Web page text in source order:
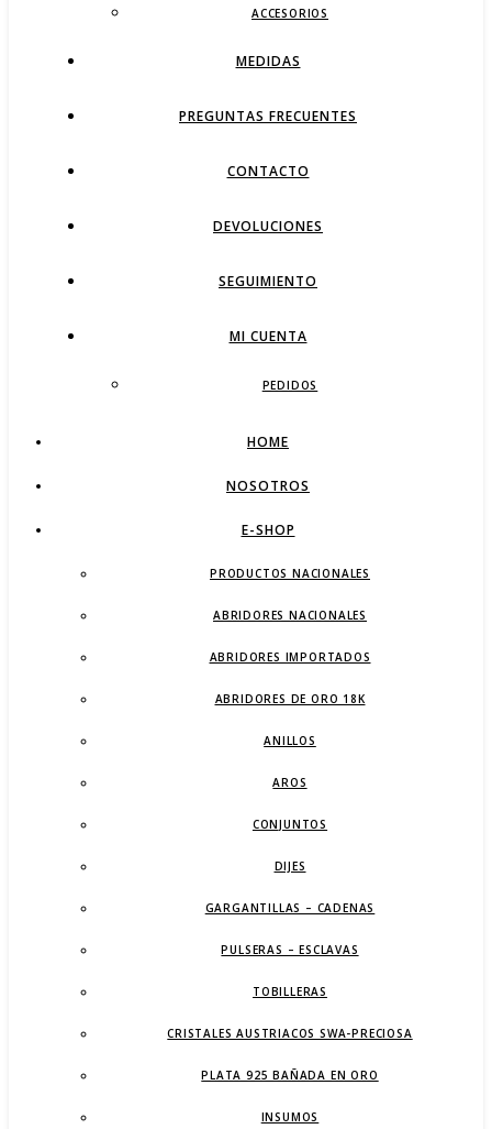
ACCESORIOS
MEDIDAS
PREGUNTAS FRECUENTES
CONTACTO
DEVOLUCIONES
SEGUIMIENTO
MI CUENTA
PEDIDOS
HOME
NOSOTROS
E-SHOP
PRODUCTOS NACIONALES
ABRIDORES NACIONALES
ABRIDORES IMPORTADOS
ABRIDORES DE ORO 18K
ANILLOS
AROS
CONJUNTOS
DIJES
GARGANTILLAS – CADENAS
PULSERAS – ESCLAVAS
TOBILLERAS
CRISTALES AUSTRIACOS SWA-PRECIOSA
PLATA 925 BAÑADA EN ORO
INSUMOS